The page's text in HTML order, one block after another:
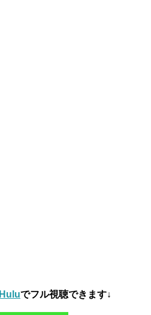
Huluでフル視聴できます↓